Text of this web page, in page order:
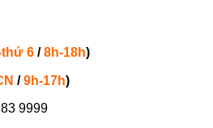
6 /8h-18h)
/9h-17h)
9999